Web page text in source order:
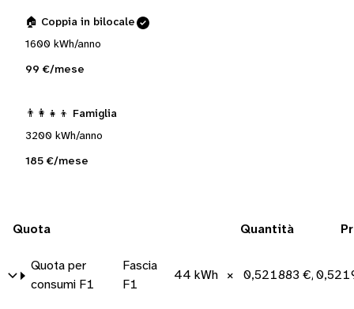
🏠 Coppia in bilocale
1600 kWh/anno
99 €/mese
👨‍👩‍👧‍👦 Famiglia
3200 kWh/anno
185 €/mese
Quota Quantità
Quota per
consumi F1
Fascia
F1
44 kWh × 0,521883 €/kWh